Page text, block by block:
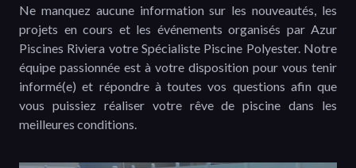
Ne manquez aucune information sur les nouveautés, les
projets en cours et les événements organisés par Azur
Piscines Riviera votre Spécialiste Piscine Polyester. Notre
équipe passionnée est à votre disposition pour vous tenir
informé(e) et répondre à toutes vos questions afin que
vous puissiez réaliser votre rêve de piscine dans les
meilleures conditions.